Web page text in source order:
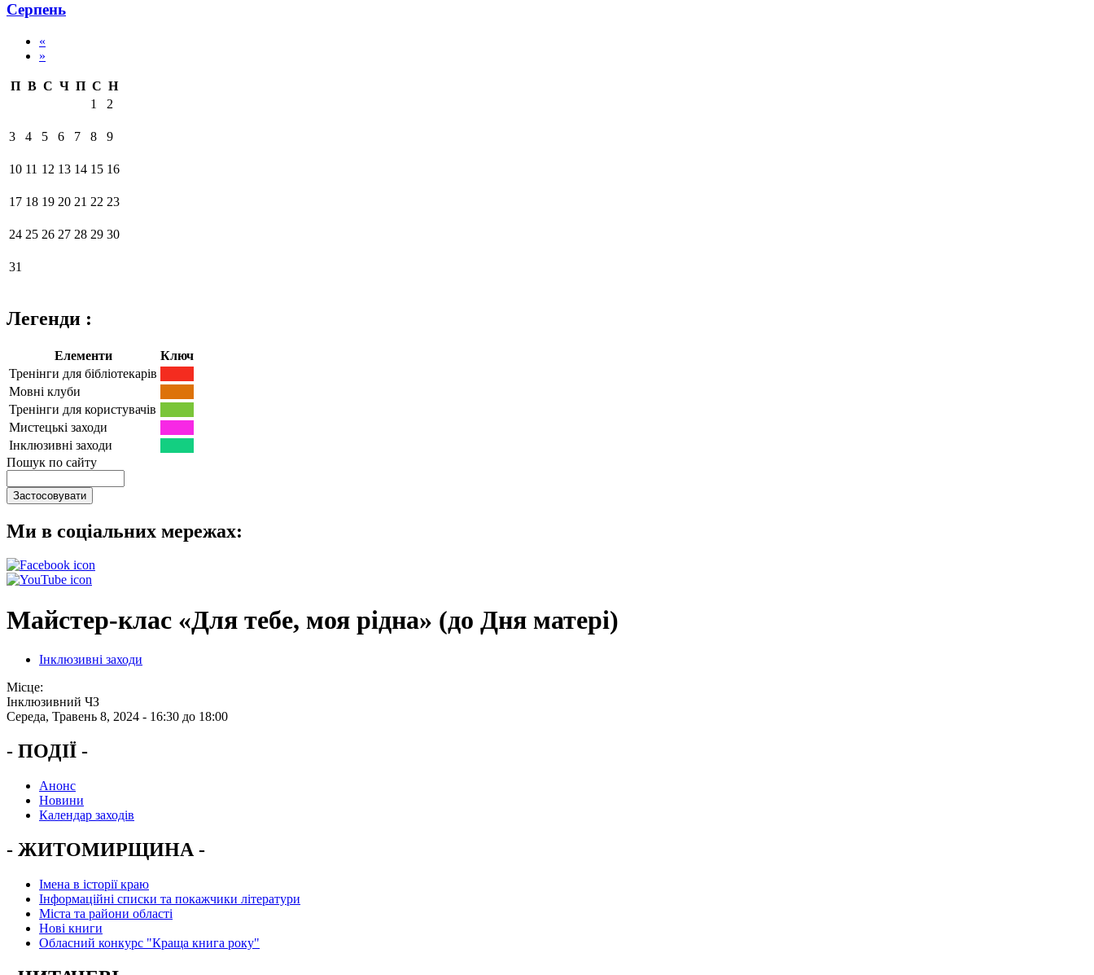
Серпень
«
»
П В С Ч П С Н
1
2
3 4 5 6 7 8 9
10 11 12 13 14 15 16
17 18 19 20 21 22 23
24 25 26 27 28 29 30
31
Легенди :
Елементи
Ключ
Тренінги для бібліотекарів
Мовні клуби
Тренінги для користувачів
Мистецькі заходи
Інклюзивні заходи
Пошук по сайту
Ми в соціальних мережах:
Майстер-клас «Для тебе, моя рідна» (до Дня матері)
Інклюзивні заходи
Місце:
Інклюзивний ЧЗ
Середа, Травень 8, 2024 - 16:30 до 18:00
- ПОДІЇ -
Анонс
Новини
Календар заходів
- ЖИТОМИРЩИНА -
Імена в історії краю
Інформаційні списки та покажчики літератури
Міста та райони області
Нові книги
Обласний конкурс "Краща книга року"